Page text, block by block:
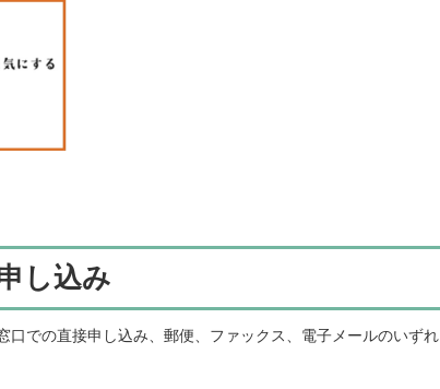
し込み
口での直接申し込み、郵便、ファックス、電子メールのいずれ